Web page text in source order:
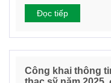
Đọc tiếp
Công khai thông